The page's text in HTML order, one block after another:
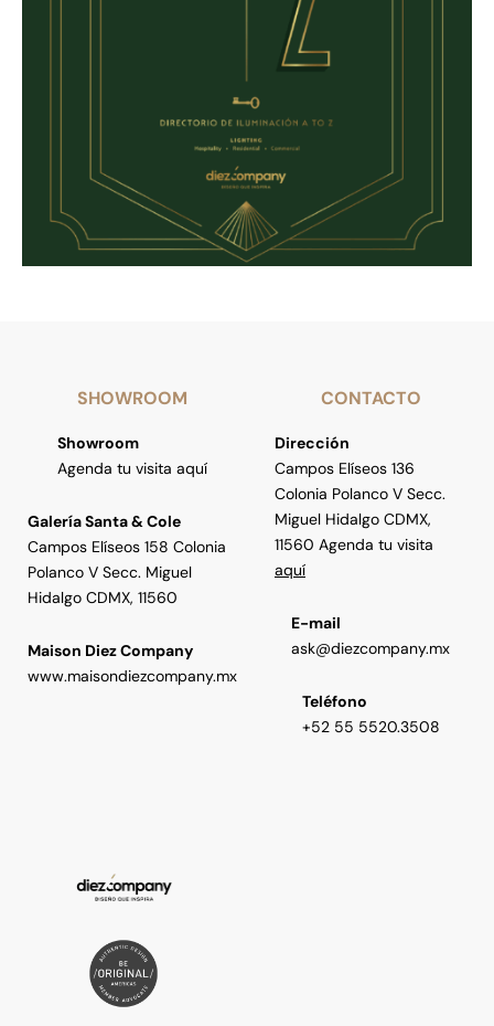
SHOWROOM
Showroom
Agenda tu visita aquí
Galería Santa & Cole
Campos Elíseos 158 Colonia
Polanco V Secc. Miguel
Hidalgo CDMX, 11560
Maison Diez Company
www.maisondiezcompany.mx
CONTACTO
Dirección
Campos Elíseos 136
Colonia Polanco V Secc.
Miguel Hidalgo CDMX,
11560 Agenda tu visita
aquí
E-mail
ask@diezcompany.mx
Teléfono
+52 55 5520.3508